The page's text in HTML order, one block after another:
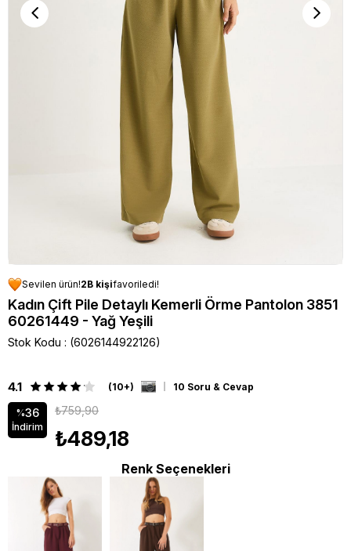
Sevilen ürün!2B kişifavoriledi!
Kadın Çift Pile Detaylı Kemerli Örme Pantolon 3851
60261449 - Yağ Yeşili
Stok Kodu (6026144922126)
4.1 (10+) 10 Soru & Cevap
%36
İndirim
₺759,90
₺489,18
Renk Seçenekleri